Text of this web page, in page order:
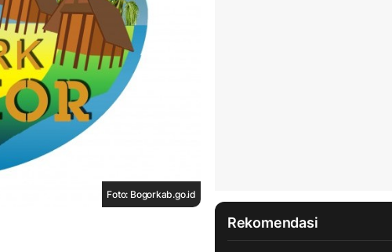
Foto: Bogorkab.go.id
Rekomendasi